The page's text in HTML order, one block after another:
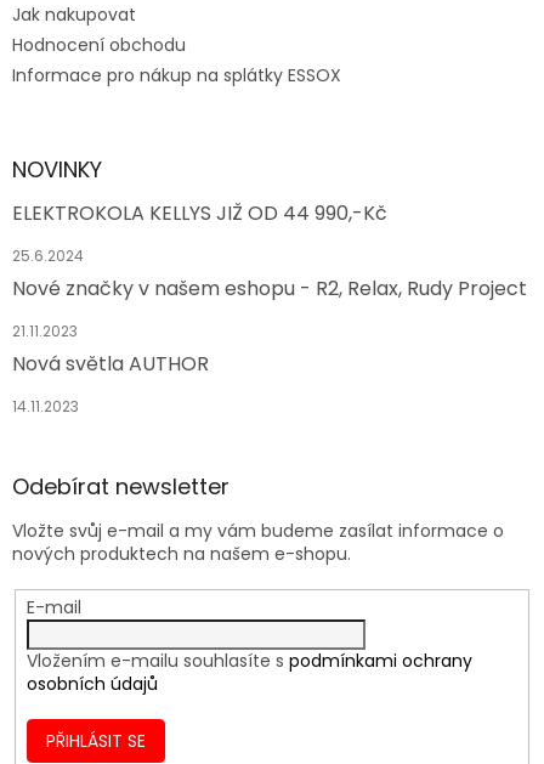
Jak nakupovat
Hodnocení obchodu
Informace pro nákup na splátky ESSOX
NOVINKY
ELEKTROKOLA KELLYS JIŽ OD 44 990,-Kč
25.6.2024
Nové značky v našem eshopu - R2, Relax, Rudy Project
21.11.2023
Nová světla AUTHOR
14.11.2023
Odebírat newsletter
Vložte svůj e-mail a my vám budeme zasílat informace o
nových produktech na našem e-shopu.
E-mail
Vložením e-mailu souhlasíte s podmínkami ochrany
osobních údajů
PŘIHLÁSIT SE